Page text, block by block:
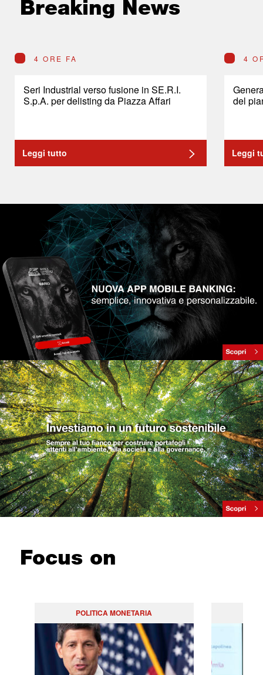
Breaking News
4 ORE FA
Seri Industrial verso fusione in SE.R.I.
S.p.A. per delisting da Piazza Affari
Leggi tutto
4
del
Leggi
Focus on
POLITICA MONETARIA